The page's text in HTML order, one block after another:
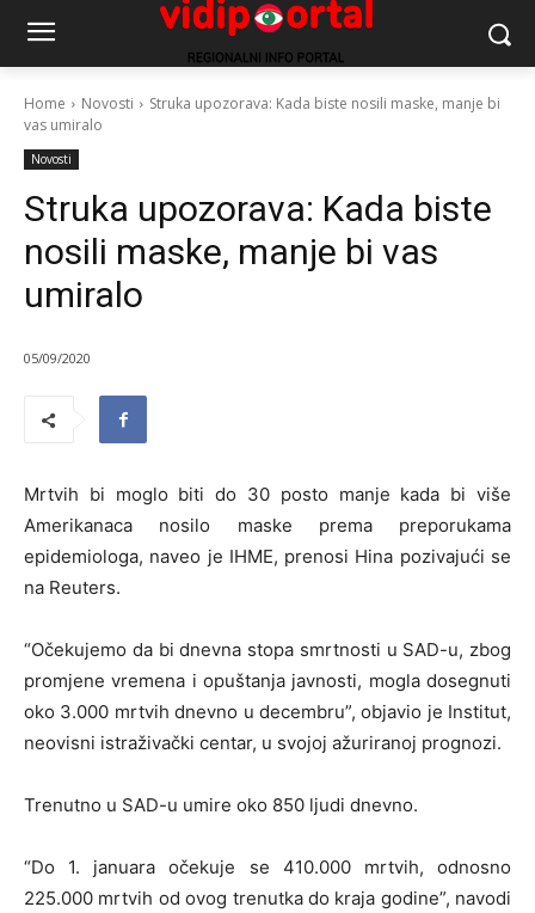
Home Novosti
Struka upozorava: Kada biste nosili maske, manje bi
vas umiralo
Novosti
Struka upozorava: Kada biste
nosili maske, manje bi vas
umiralo
05/09/2020
Mrtvih bi moglo biti do 30 posto manje kada bi više
Amerikanaca nosilo maske prema preporukama
epidemiologa, naveo je IHME, prenosi Hina pozivajući se
na Reuters.
“Očekujemo da bi dnevna stopa smrtnosti u SAD-u, zbog
promjene vremena i opuštanja javnosti, mogla dosegnuti
oko 3.000 mrtvih dnevno u decembru”, objavio je Institut,
neovisni istraživački centar, u svojoj ažuriranoj prognozi.
Trenutno u SAD-u umire oko 850 ljudi dnevno.
“Do 1. januara očekuje se 410.000 mrtvih, odnosno
225.000 mrtvih od ovog trenutka do kraja godine”, navodi